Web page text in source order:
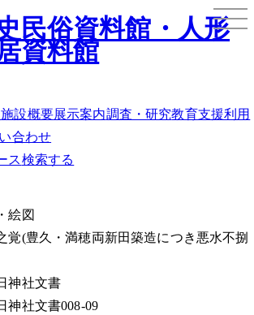
民俗資料館・人形
資料館
施設概要展示案内調査・研究教育支援利用
合わせ
ス検索する
絵図
覚(豊久・満穂両新田築造につき悪水不捌
神社文書
神社文書008-09